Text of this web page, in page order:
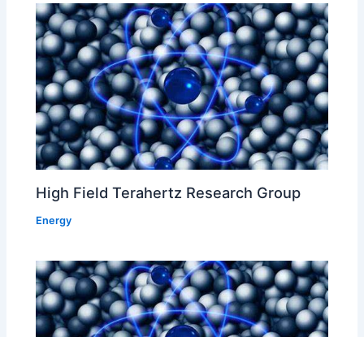
High Field Terahertz Research Group
Energy